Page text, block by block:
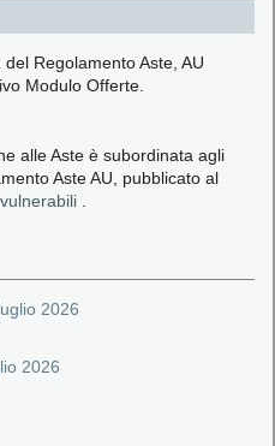
Regolamento Aste, AU
Modulo Offerte.
alle Aste è subordinata agli
Aste AU, pubblicato al
2026
2026